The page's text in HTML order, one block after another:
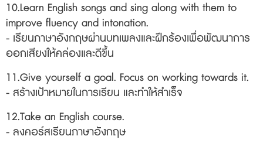
10.Learn English songs and sing along with them to
improve fluency and intonation.
- เรียนภาษาอังกฤษผ่านบทเพลงและฝึกร้องเพื่อพัฒนาการ
ออกเสียงให้คล่องและดีขึ้น
11.Give yourself a goal. Focus on working towards it.
- สร้างเป้าหมายในการเรียน และทำให้สำเร็จ
12.Take an English course.
- ลงคอร์สเรียนภาษาอังกฤษ